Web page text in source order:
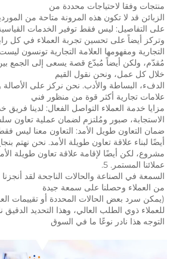
منتجات وفقا لاحتياجات محددة من
على التفاصيل: ليس فقط توفير الخدمات
التجارية ومفهومها العلامة التجارية تونسون
خلال كل عمل، ونحن نقول القيم
علامات تجارية أكثر قوة من منظور فني
الاستجابة، صبور ومُلتزم لضمان عملية تعاون
أيضًا لبناء علاقة تعاون طويلة الأمد. نحن نهتم
عملائنا المستمر. 5.
من العملاء وحصلنا على سمعة جيدة
للعملاء ذوي الطلب العالي، وهذا التحديد
التوجه هذا نادر نوعًا ما في السوق